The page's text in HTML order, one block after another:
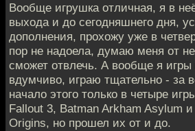
Вообще игрушка отличная, я в
выхода и до сегодняшнего дня,
дополнения, прохожу уже в
пор не надоела, думаю меня от
сможет отвлечь. А вообще я
вдумчиво, играю тщательно - за
начало этого только в четыре
Fallout 3, Batman Arkham Asylum
Origins, но прошел их от и до.